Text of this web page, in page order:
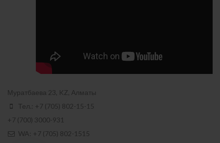
Муратбаева 23, KZ, Алматы
Тел.: +7 (705) 802-15-15
+7 (700) 3000-931
WA: +7 (705) 802-1515